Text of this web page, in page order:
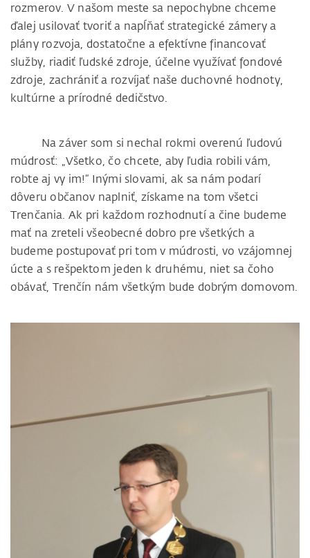
rozmerov. V našom meste sa nepochybne chceme
ďalej usilovať tvoriť a napĺňať strategické zámery a
plány rozvoja, dostatočne a efektívne financovať
služby, riadiť ľudské zdroje, účelne využívať fondové
zdroje, zachrániť a rozvíjať naše duchovné hodnoty,
kultúrne a prírodné dedičstvo.
Na záver som si nechal rokmi overenú ľudovú
múdrosť: „Všetko, čo chcete, aby ľudia robili vám,
robte aj vy im!“ Inými slovami, ak sa nám podarí
dôveru občanov naplniť, získame na tom všetci
Trenčania. Ak pri každom rozhodnutí a čine budeme
mať na zreteli všeobecné dobro pre všetkých a
budeme postupovať pri tom v múdrosti, vo vzájomnej
úcte a s rešpektom jeden k druhému, niet sa čoho
obávať, Trenčín nám všetkým bude dobrým domovom.